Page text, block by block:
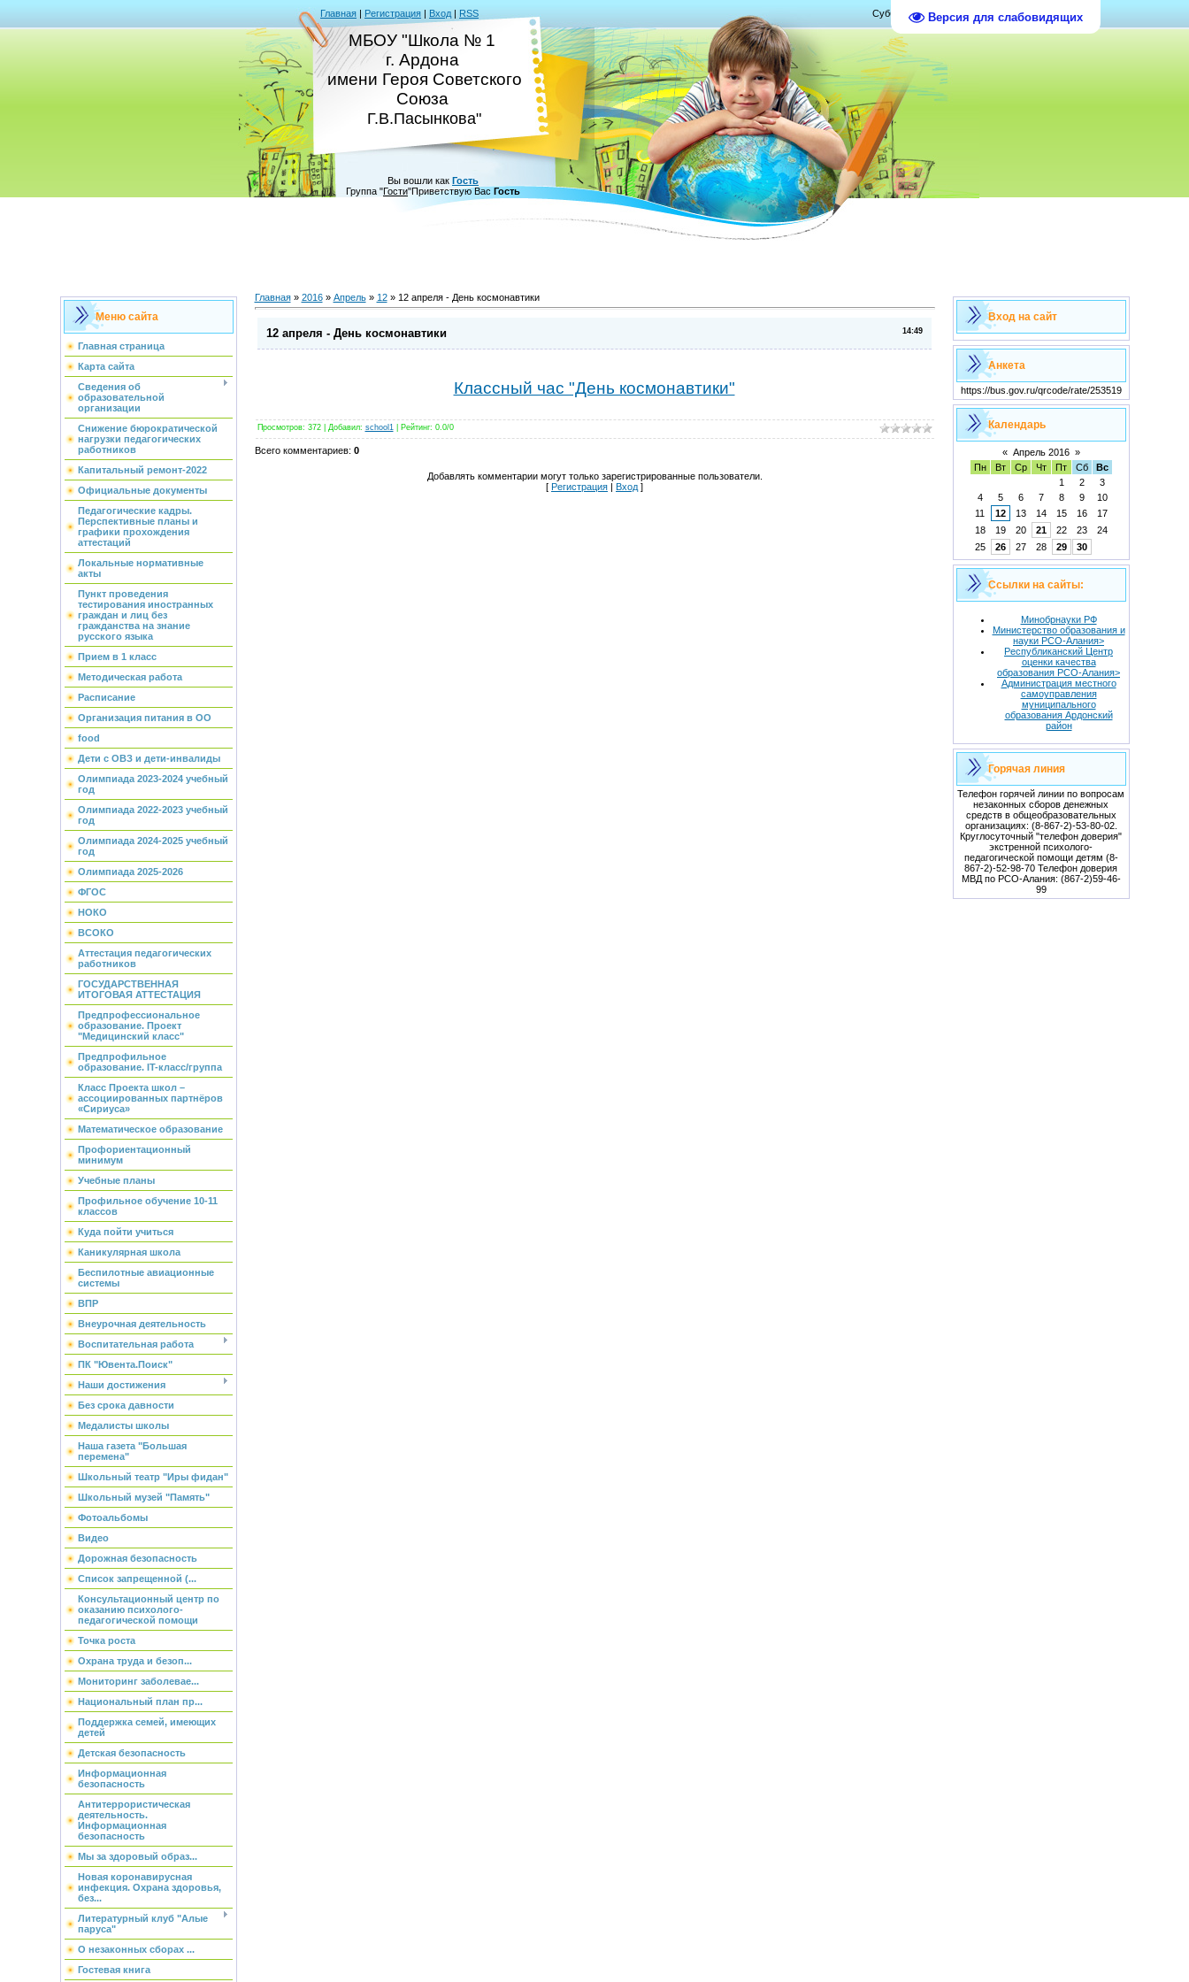
Версия для слабовидящих
Главная | Регистрация | Вход | RSS Суббота, 08.08.2026, 09:08
МБОУ "Школа № 1
г. Ардона
имени Героя Советского
Союза
Г.В.Пасынкова"
Вы вошли как Гость
Группа "Гости"Приветствую Вас Гость
Меню сайта
Главная страница
Карта сайта
Сведения об
образовательной
организации
Снижение бюрократической
нагрузки педагогических
работников
Капитальный ремонт-2022
Официальные документы
Педагогические кадры.
Перспективные планы и
графики прохождения
аттестаций
Локальные нормативные
акты
Пункт проведения
тестирования иностранных
граждан и лиц без
гражданства на знание
русского языка
Прием в 1 класс
Методическая работа
Расписание
Организация питания в ОО
food
Дети с ОВЗ и дети-инвалиды
Олимпиада 2023-2024 учебный
год
Олимпиада 2022-2023 учебный
год
Олимпиада 2024-2025 учебный
год
Олимпиада 2025-2026
ФГОС
НОКО
ВСОКО
Аттестация педагогических
работников
ГОСУДАРСТВЕННАЯ
ИТОГОВАЯ АТТЕСТАЦИЯ
Предпрофессиональное
образование. Проект
"Медицинский класс"
Предпрофильное
образование. IT-класс/группа
Класс Проекта школ –
ассоциированных партнёров
«Сириуса»
Математическое образование
Профориентационный
минимум
Учебные планы
Профильное обучение 10-11
классов
Куда пойти учиться
Каникулярная школа
Беспилотные авиационные
системы
ВПР
Внеурочная деятельность
Воспитательная работа
ПК "Ювента.Поиск"
Наши достижения
Без срока давности
Медалисты школы
Наша газета "Большая
перемена"
Школьный театр "Иры фидан"
Школьный музей "Память"
Фотоальбомы
Видео
Дорожная безопасность
Список запрещенной (...
Консультационный центр по
оказанию психолого-
педагогической помощи
Точка роста
Охрана труда и безоп...
Мониторинг заболевае...
Национальный план пр...
Поддержка семей, имеющих
детей
Детская безопасность
Информационная
безопасность
Антитеррористическая
деятельность.
Информационная
безопасность
Мы за здоровый образ...
Новая коронавирусная
инфекция. Охрана здоровья,
без...
Литературный клуб "Алые
паруса"
О незаконных сборах ...
Гостевая книга
Главная» 2016 » Апрель » 12» 12 апреля - День космонавтики
14:49
12 апреля - День космонавтики
Классный час "День космонавтики"
Просмотров: 372| Добавил: school1 Рейтинг: 0.0/0
Всего комментариев: 0
Добавлять комментарии могут только зарегистрированные пользователи.
[ Регистрация | Вход ]
Вход на сайт
Анкета
https://bus.gov.ru/qrcode/rate/253519
Календарь
« Апрель 2016 »
Пн
Вт Ср Чт Пт Сб
Вс
1
2
3
4
5 6 7 8 9
10
11
12 13 14 15 16
17
18
19 20 21 22 23
24
25
26 27 28 29 30
Ссылки на сайты:
Минобрнауки РФ
Министерство образования и
науки РСО-Алания>
Республиканский Центр
оценки качества
образования РСО-Алания>
Администрация местного
самоуправления
муниципального
образования Ардонский
район
Горячая линия
Телефон горячей линии по вопросам
незаконных сборов денежных
средств в общеобразовательных
организациях: (8-867-2)-53-80-02.
Круглосуточный "телефон доверия"
экстренной психолого-
педагогической помощи детям (8-
867-2)-52-98-70 Телефон доверия
МВД по РСО-Алания: (867-2)59-46-
99